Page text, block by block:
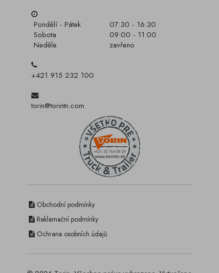
Pondělí - Pátek
07:30 - 16:30
Sobota
09:00 - 11:00
Neděle
zavřeno
+421 915 232 100
torin@torintn.com
Obchodní podmínky
Reklamační podmínky
Ochrana osobních údajů